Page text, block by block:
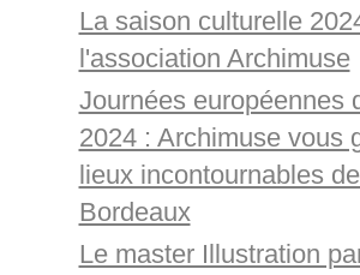
La saison culturelle
l'association Archimuse
Journées européennes
2024 : Archimuse vous
lieux incontournables
Bordeaux
Le master Illustration